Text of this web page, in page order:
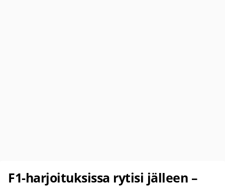
F1-harjoituksissa rytisi jälleen –